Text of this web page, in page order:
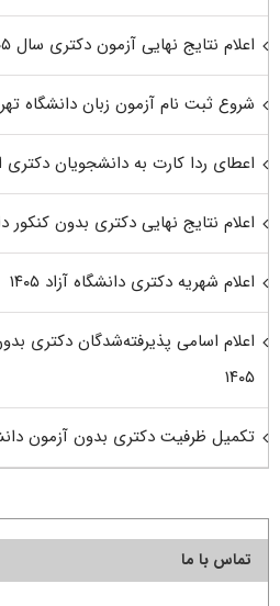
اعلام نتایج نهایی آزمون دکتری سال ۱۴۰۵ در اواخر مرداد
شروع ثبت نام آزمون زبان دانشگاه تهران
اعطای ردا کارت به دانشجویان دکتری از
اعلام نتایج نهایی دکتری بدون کنکور
اعلام شهریه دکتری دانشگاه آزاد ۱۴۰۵
اعلام اسامی پذیرفته‌شدگان دکتری
۱۴۰۵
تکمیل ظرفیت دکتری بدون آزمون
تماس با ما